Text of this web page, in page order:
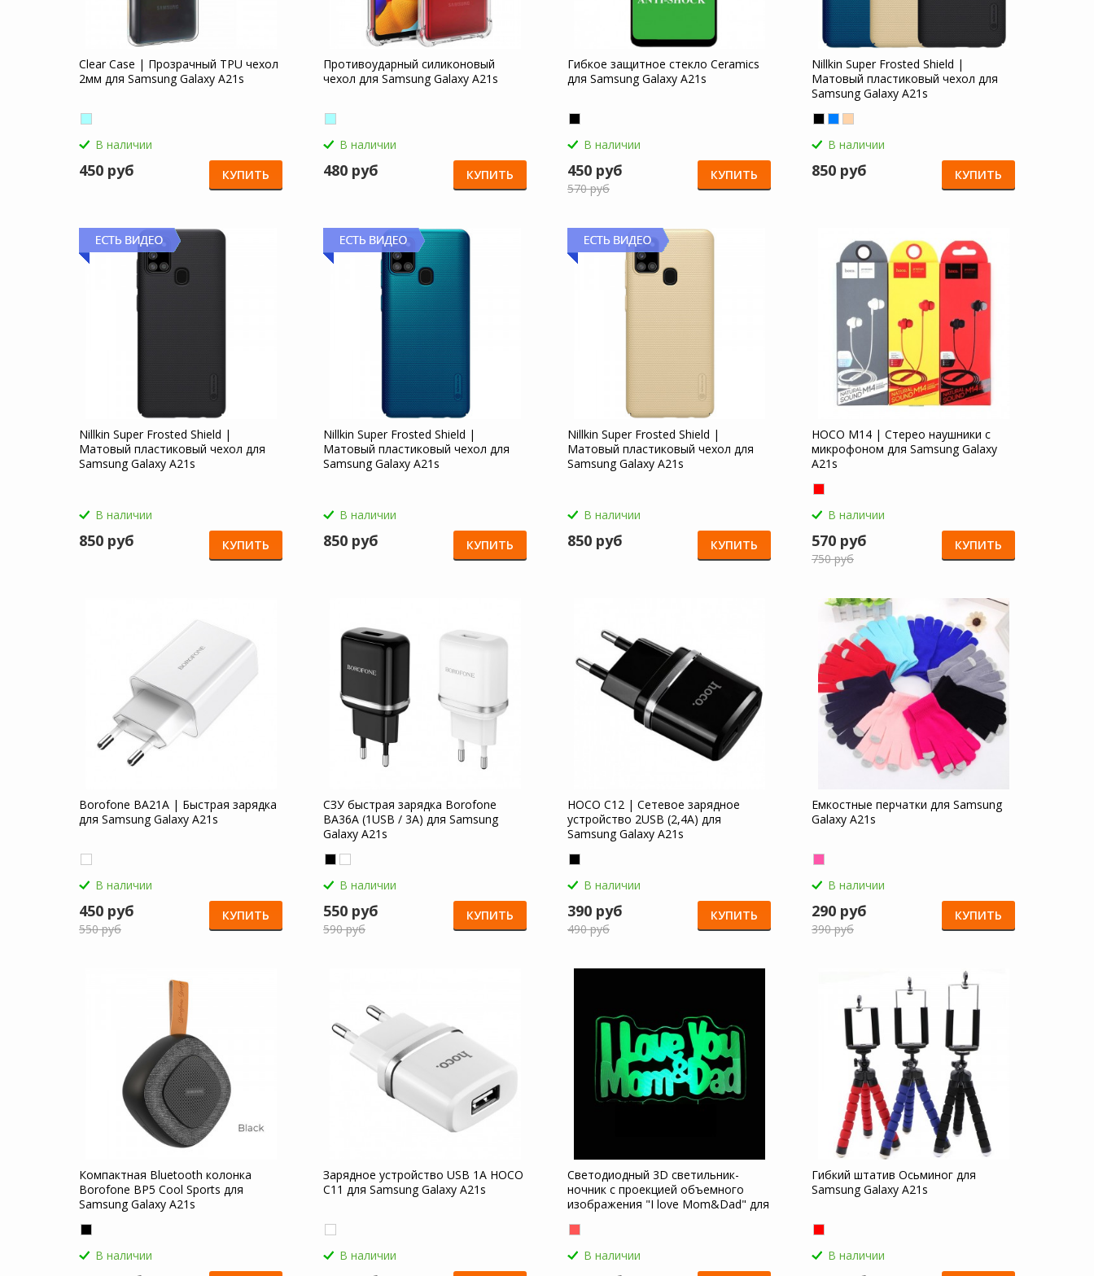
Clear Case | Прозрачный TPU чехол
2мм для Samsung Galaxy A21s
В наличии
450 руб КУПИТЬ
Противоударный силиконовый
чехол для Samsung Galaxy A21s
В наличии
480 руб КУПИТЬ
Гибкое защитное стекло Ceramics
для Samsung Galaxy A21s
В наличии
450 руб
570 руб
КУПИТЬ
Nillkin Super Frosted Shield |
Матовый пластиковый чехол для
Samsung Galaxy A21s
В наличии
850 руб КУПИТЬ
Nillkin Super Frosted Shield |
Матовый пластиковый чехол для
Samsung Galaxy A21s
В наличии
850 руб КУПИТЬ
Nillkin Super Frosted Shield |
Матовый пластиковый чехол для
Samsung Galaxy A21s
В наличии
850 руб КУПИТЬ
Nillkin Super Frosted Shield |
Матовый пластиковый чехол для
Samsung Galaxy A21s
В наличии
850 руб КУПИТЬ
HOCO M14 | Стерео наушники с
микрофоном для Samsung Galaxy
A21s
В наличии
570 руб
750 руб
КУПИТЬ
Borofone BA21A | Быстрая зарядка
для Samsung Galaxy A21s
В наличии
450 руб
550 руб
КУПИТЬ
СЗУ быстрая зарядка Borofone
BA36A (1USB / 3A) для Samsung
Galaxy A21s
В наличии
550 руб
590 руб
КУПИТЬ
HOCO C12 | Сетевое зарядное
устройство 2USB (2,4А) для
Samsung Galaxy A21s
В наличии
390 руб
490 руб
КУПИТЬ
Емкостные перчатки для Samsung
Galaxy A21s
В наличии
290 руб
390 руб
КУПИТЬ
Компактная Bluetooth колонка
Borofone BP5 Cool Sports для
Samsung Galaxy A21s
В наличии
Зарядное устройство USB 1A HOCO
C11 для Samsung Galaxy A21s
В наличии
Светодиодный 3D светильник-
ночник с проекцией объемного
изображения "I love Mom&Dad" для
В наличии
Гибкий штатив Осьминог для
Samsung Galaxy A21s
В наличии